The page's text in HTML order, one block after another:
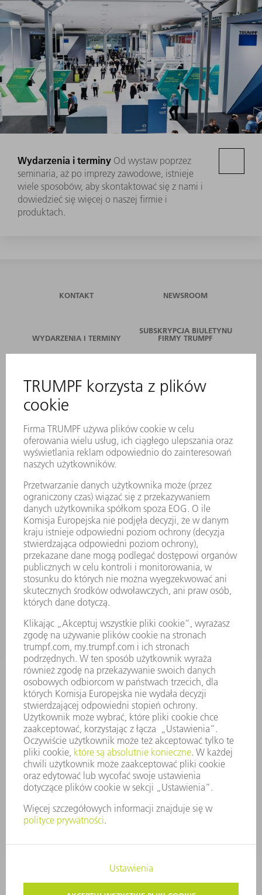
Wydarzenia i terminy Od wystaw poprzez
seminaria, aż po imprezy zawodowe, istnieje
wiele sposobów, aby skontaktować się z nami i
dowiedzieć się więcej o naszej firmie i
produktach.
KONTAKT NEWSROOM
WYDARZENIA I TERMINY
SUBSKRYPCJA BIULETYNU
FIRMY TRUMPF
SERWIS ONLINE
KONTAKT
LOKALIZACJE
WYDARZENIA I TERMINY
SUBSKRYPCJA NEWSLETTERA
MYTRUMPF
KARTY BEZPIECZEŃSTWA
PRODUKTY
MASZYNY & SYSTEMY
LASER
ENERGOELEKTRONIKA
ELEKTRONARZĘDZIA
SMART FACTORY
OPROGRAMOWANIE
USŁUGI SERWISOWE
ZASTOSOWANIA
BRANŻE
FIRMA
OFERTY STANOWISK
PROFIL FIRMY
ZARZĄD
SPRAWOZDANIE Z DZIAŁALNOŚCI
ZASADY BIZNESOWE
ZAPEWNIENIE ZGODNOŚCI DZIAŁALNOŚCI Z REGULACJAMI
SYSTEM ZGŁASZANIA NIEPRAWIDŁOWOŚCI
BEZPIECZEŃSTWO
INFORMACJE PRASOWE
MAGAZYNY
ZRÓWNOWAŻONY ROZWÓJ
ŚRODOWISKO I KLIMAT
SPOŁECZEŃSTWO
KIEROWANIE PRZEDSIĘBIORSTWEM
OCHRONA DANYCH
PRAWA AUTORSKIE I PRAWA DOTYCZĄCE ZNAKÓW TOWAROWYCH